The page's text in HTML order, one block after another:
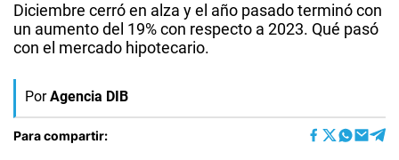
Diciembre cerró en alza y el año pasado terminó con
un aumento del 19% con respecto a 2023. Qué pasó
con el mercado hipotecario.
Por Agencia DIB
Para compartir: